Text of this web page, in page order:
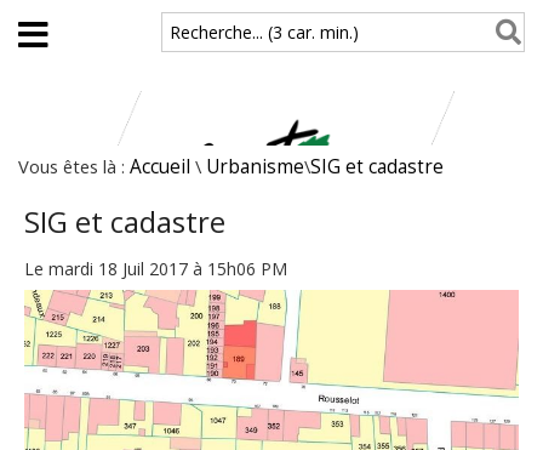
Aller au contenu principal
Recherche... (3 car. min.)
Vous êtes là : Accueil \ Urbanisme\SIG et cadastre
SIG et cadastre
Le mardi 18 Juil 2017 à 15h06 PM